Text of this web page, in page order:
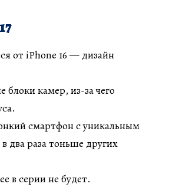
от iPhone 16 — дизайн
камер, из-за чего
смартфон с уникальным
два раза тоньше других
в серии не будет.